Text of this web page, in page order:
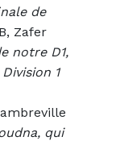
de
Zafer
notre D1,
1
qui